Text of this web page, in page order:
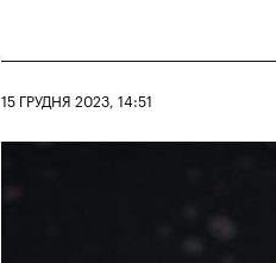
15 ГРУДНЯ 2023, 14:51